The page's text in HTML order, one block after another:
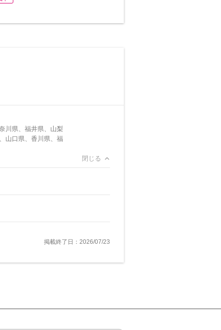
川県、福井県、山梨
山口県、香川県、福
閉じる
掲載終了日：2026/07/23